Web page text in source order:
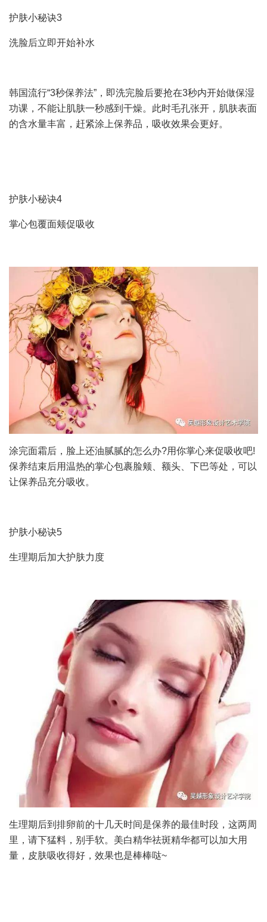
护肤小秘诀3
洗脸后立即开始补水
韩国流行“3秒保养法”，即洗完脸后要抢在3秒内开始做保湿
功课，不能让肌肤一秒感到干燥。此时毛孔张开，肌肤表面
的含水量丰富，赶紧涂上保养品，吸收效果会更好。
护肤小秘诀4
掌心包覆面颊促吸收
涂完面霜后，脸上还油腻腻的怎么办?用你掌心来促吸收吧!
保养结束后用温热的掌心包裹脸颊、额头、下巴等处，可以
让保养品充分吸收。
护肤小秘诀5
生理期后加大护肤力度
生理期后到排卵前的十几天时间是保养的最佳时段，这两周
里，请下猛料，别手软。美白精华祛斑精华都可以加大用
量，皮肤吸收得好，效果也是棒棒哒~